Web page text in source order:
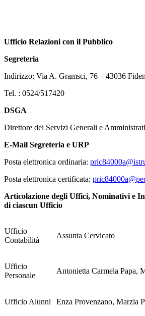
Ufficio Relazioni con il Pubblico
Segreteria
Indirizzo: Via A. Gramsci, 76 – 43036
Tel. : 0524/517420
DSGA
Direttore dei Servizi Generali e
E-Mail Segreteria e URP
Posta elettronica ordinaria:
Posta elettronica certificata:
Articolazione degli Uffici, Nominativi e
di ciascun Ufficio
Ufficio
Contabilità
Assunta Cervicato
Ufficio
Personale
Antonietta Carmela Papa,
Ufficio Alunni Enza Provenzano, Marzia